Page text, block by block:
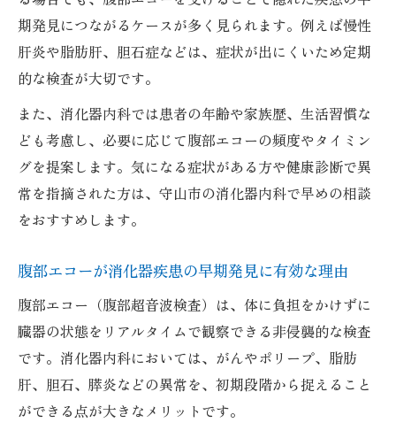
期発見につながるケースが多く見られます。例えば慢性
肝炎や脂肪肝、胆石症などは、症状が出にくいため定期
的な検査が大切です。
また、消化器内科では患者の年齢や家族歴、生活習慣な
ども考慮し、必要に応じて腹部エコーの頻度やタイミン
グを提案します。気になる症状がある方や健康診断で異
常を指摘された方は、守山市の消化器内科で早めの相談
をおすすめします。
腹部エコーが消化器疾患の早期発見に有効な理由
腹部エコー（腹部超音波検査）は、体に負担をかけずに
臓器の状態をリアルタイムで観察できる非侵襲的な検査
です。消化器内科においては、がんやポリープ、脂肪
肝、胆石、膵炎などの異常を、初期段階から捉えること
ができる点が大きなメリットです。